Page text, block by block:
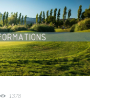
1378